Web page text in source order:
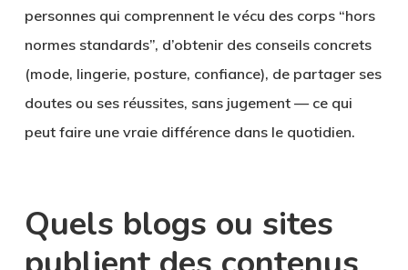
personnes qui comprennent le vécu des corps “hors
normes standards”, d’obtenir des conseils concrets
(mode, lingerie, posture, confiance), de partager ses
doutes ou ses réussites, sans jugement — ce qui
peut faire une vraie différence dans le quotidien.
Quels blogs ou sites